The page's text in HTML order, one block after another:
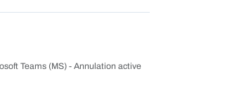
Teams (MS) - Annulation active